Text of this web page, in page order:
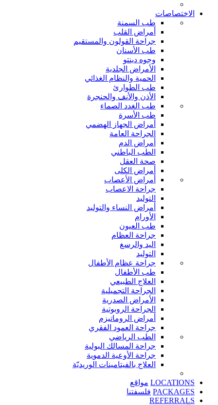
الاختصاصات
طب السمنة
أمراض القلب
جراحة القولون والمستقيم
طب الأسنان
وجوه دينتو
الأمراض الجلدية
الحمية والنظام الغذائي
طب الطوارئ
الأذن والأنف والحنجرة
طب الغدد الصماء
طب الأسرة
أمراض الجهاز الهضمي
الجراحة العامة
أمراض الدم
الطب الباطني
صحة العقل
أمراض الكلى
أمراض الأعصاب
جراحة الاعصاب
التوليد
أمراض النساء والتوليد
الأورام
طب العيون
جراحة العظام
اليد والرسغ
التوليد
جراحة عظام الأطفال
طب الأطفال
العلاج الطبيعي
الجراحة التجميلية
الأمراض الصدرية
الجراحة الروبوتية
أمراض الروماتيزم
جراحة العمود الفقري
الطب الرياضي
جراحة المسالك البولية
جراحة الأوعية الدموية
العلاج بالفيتامينات الوريديّة
LOCATIONS مواقع
PACKAGES فلسفتنا
REFERRALS